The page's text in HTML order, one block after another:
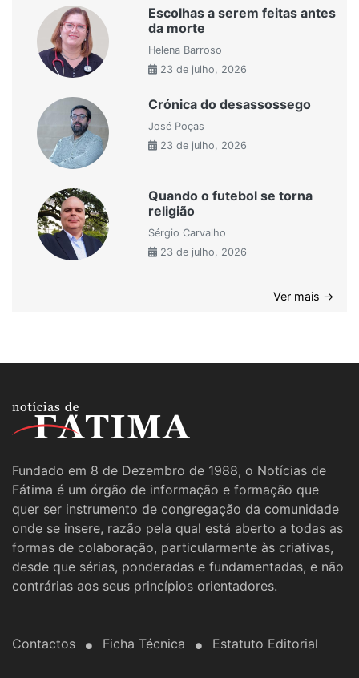
Escolhas a serem feitas antes
da morte
Helena Barroso
23 de julho, 2026
Crónica do desassossego
José Poças
23 de julho, 2026
Quando o futebol se torna
religião
Sérgio Carvalho
23 de julho, 2026
Ver mais →
Fundado em 8 de Dezembro de 1988, o Notícias de
Fátima é um órgão de informação e formação que
quer ser instrumento de congregação da comunidade
onde se insere, razão pela qual está aberto a todas as
formas de colaboração, particularmente às criativas,
desde que sérias, ponderadas e fundamentadas, e não
contrárias aos seus princípios orientadores.
Contactos Ficha Técnica Estatuto Editorial